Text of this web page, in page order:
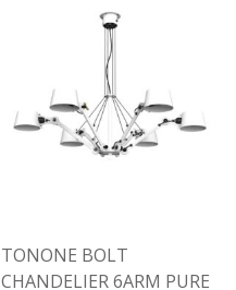
TONONE BOLT
CHANDELIER 6ARM PURE